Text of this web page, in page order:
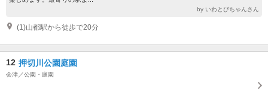
by いわとびちゃんさん
(1)山都駅から徒歩で20分
12 押切川公園庭園
会津／公園・庭園